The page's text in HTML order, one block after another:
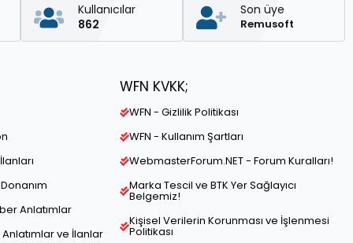
Kullanıcılar
862
Son üye
Remusoft
Anlatımlar
ve İlanlar
WFN KVKK;
WFN - Gizlilik Politikası
WFN - Kullanım Şartları
WebmasterForum.NET - Forum Kuralları!
Marka Tescil ve BTK Yer Sağlayıcı
Belgemiz!
Kişisel Verilerin Korunması ve İşlenmesi
Politikası